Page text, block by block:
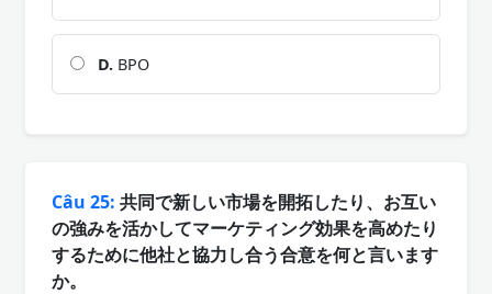
D. BPO
Câu 25: 共同で新しい市場を開拓したり、お互い
の強みを活かしてマーケティング効果を高めたり
するために他社と協力し合う合意を何と言います
か。